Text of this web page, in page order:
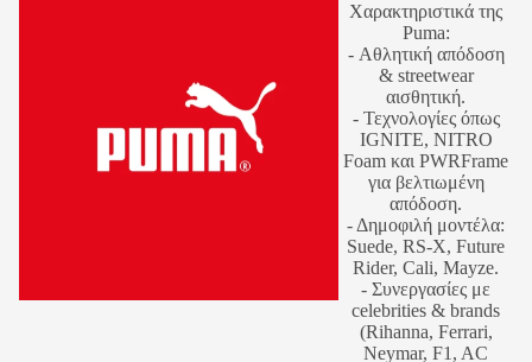
Χαρακτηριστικά της
Puma:
- Αθλητική απόδοση
& streetwear
αισθητική.
- Τεχνολογίες όπως
IGNITE, NITRO
Foam και PWRFrame
για βελτιωμένη
απόδοση.
- Δημοφιλή μοντέλα:
Suede, RS-X, Future
Rider, Cali, Mayze.
- Συνεργασίες με
celebrities & brands
(Rihanna, Ferrari,
Neymar, F1, AC